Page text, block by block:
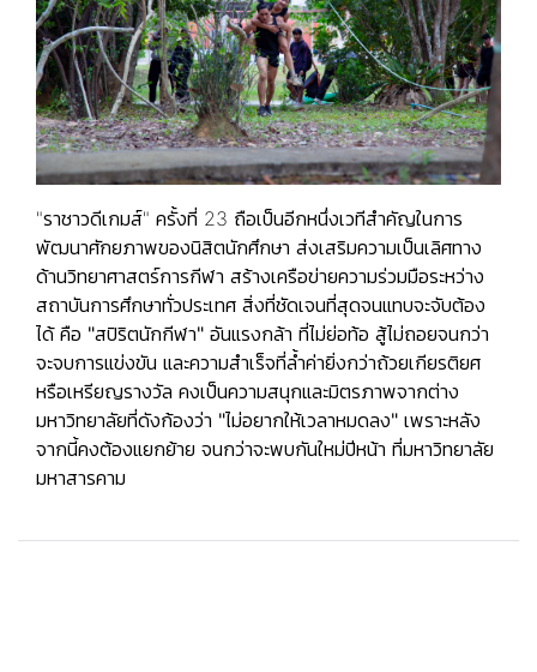
"ราชาวดีเกมส์" ครั้งที่ 23 ถือเป็นอีกหนึ่งเวทีสำคัญในการ
พัฒนาศักยภาพของนิสิตนักศึกษา ส่งเสริมความเป็นเลิศทาง
ด้านวิทยาศาสตร์การกีฬา สร้างเครือข่ายความร่วมมือระหว่าง
สถาบันการศึกษาทั่วประเทศ สิ่งที่ชัดเจนที่สุดจนแทบจะจับต้อง
ได้ คือ "สปิริตนักกีฬา" อันแรงกล้า ที่ไม่ย่อท้อ สู้ไม่ถอยจนกว่า
จะจบการแข่งขัน และความสำเร็จที่ล้ำค่ายิ่งกว่าถ้วยเกียรติยศ
หรือเหรียญรางวัล คงเป็นความสนุกและมิตรภาพจากต่าง
มหาวิทยาลัยที่ดังก้องว่า "ไม่อยากให้เวลาหมดลง" เพราะหลัง
จากนี้คงต้องแยกย้าย จนกว่าจะพบกันใหม่ปีหน้า ที่มหาวิทยาลัย
มหาสารคาม